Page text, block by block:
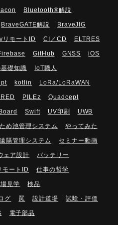
Bluetooth®解説
BraveGATE解説 BraveJIG
リモートID CI／CD ELTRES
GitHub GNSS iOS
基礎知識 IoT職人
kotlin LoRa/LoRaWAN
PILEz Quadcept
Swift UV印刷 UWB
ため池管理システム やってみた
隔管理システム セミナー動画
ェア設計 バッテリー
モートID 仕事の哲学
見学 検品
グ 罠 設計道場 試験・評価
電子部品